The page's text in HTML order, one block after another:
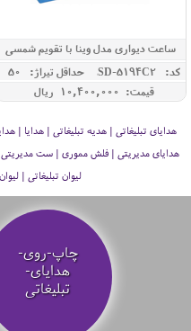
ساعت دیواری مدل وینا با تقویم شمسی
کد: ZSD-5194C2
حداقل تيراژ: 50
قیمت: 10,400,000 ريال
هدایای تبلیغاتی | هدیه تبلیغاتی | هدایا |
هدایای مدیریتی | فلش مموری | ست
لیوان تبلیغاتی |
چاپ-روی-
هدایای-
تبلیغاتی